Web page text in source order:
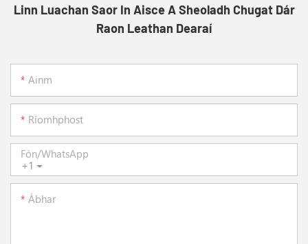
Linn Luachan Saor In Aisce A Sheoladh Chugat Dár
Raon Leathan Dearaí
Ainm
Ríomhphost
+1
Fón/whatsApp
Ábhar